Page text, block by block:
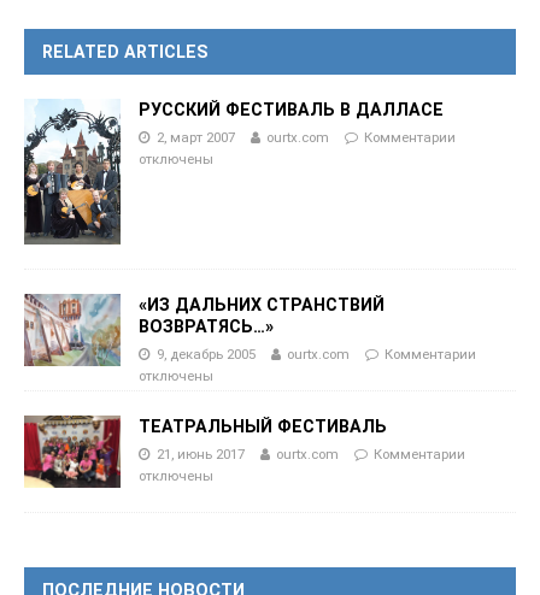
RELATED ARTICLES
РУССКИЙ ФЕСТИВАЛЬ В ДАЛЛАСЕ
2, март 2007 ourtx.com
Комментарии
отключены
«ИЗ ДАЛЬНИХ СТРАНСТВИЙ
ВОЗВРАТЯСЬ…»
9, декабрь 2005 ourtx.com
Комментарии
отключены
ТЕАТРАЛЬНЫЙ ФЕСТИВАЛЬ
21, июнь 2017 ourtx.com
Комментарии
отключены
ПОСЛЕДНИЕ НОВОСТИ